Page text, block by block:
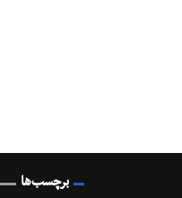
برچسب‌ها